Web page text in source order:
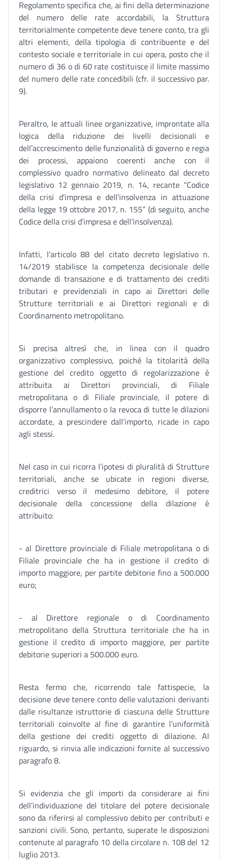
Regolamento specifica che, ai fini della determinazione
del numero delle rate accordabili, la Struttura
territorialmente competente deve tenere conto, tra gli
altri elementi, della tipologia di contribuente e del
contesto sociale e territoriale in cui opera, posto che il
numero di 36 o di 60 rate costituisce il limite massimo
del numero delle rate concedibili (cfr. il successivo par.
9).
Peraltro, le attuali linee organizzative, improntate alla
logica della riduzione dei livelli decisionali e
dell’accrescimento delle funzionalità di governo e regia
dei processi, appaiono coerenti anche con il
complessivo quadro normativo delineato dal decreto
legislativo 12 gennaio 2019, n. 14, recante “Codice
della crisi d'impresa e dell'insolvenza in attuazione
della legge 19 ottobre 2017, n. 155” (di seguito, anche
Codice della crisi d’impresa e dell’insolvenza).
Infatti, l’articolo 88 del citato decreto legislativo n.
14/2019 stabilisce la competenza decisionale delle
domande di transazione e di trattamento dei crediti
tributari e previdenziali in capo ai Direttori delle
Strutture territoriali e ai Direttori regionali e di
Coordinamento metropolitano.
Si precisa altresì che, in linea con il quadro
organizzativo complessivo, poiché la titolarità della
gestione del credito oggetto di regolarizzazione è
attribuita ai Direttori provinciali, di Filiale
metropolitana o di Filiale provinciale, il potere di
disporre l’annullamento o la revoca di tutte le dilazioni
accordate, a prescindere dall’importo, ricade in capo
agli stessi.
Nel caso in cui ricorra l’ipotesi di pluralità di Strutture
territoriali, anche se ubicate in regioni diverse,
creditrici verso il medesimo debitore, il potere
decisionale della concessione della dilazione è
attribuito:
- al Direttore provinciale di Filiale metropolitana o di
Filiale provinciale che ha in gestione il credito di
importo maggiore, per partite debitorie fino a 500.000
euro;
- al Direttore regionale o di Coordinamento
metropolitano della Struttura territoriale che ha in
gestione il credito di importo maggiore, per partite
debitorie superiori a 500.000 euro.
Resta fermo che, ricorrendo tale fattispecie, la
decisione deve tenere conto delle valutazioni derivanti
dalle risultanze istruttorie di ciascuna delle Strutture
territoriali coinvolte al fine di garantire l’uniformità
della gestione dei crediti oggetto di dilazione. Al
riguardo, si rinvia alle indicazioni fornite al successivo
paragrafo 8.
Si evidenzia che gli importi da considerare ai fini
dell’individuazione del titolare del potere decisionale
sono da riferirsi al complessivo debito per contributi e
sanzioni civili. Sono, pertanto, superate le disposizioni
contenute al paragrafo 10 della circolare n. 108 del 12
luglio 2013.